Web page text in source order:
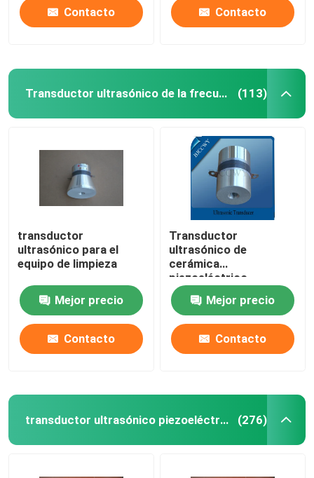
Contacto Contacto
Transductor ultrasónico de la frecuencia multi (113)
transductor
ultrasónico para el
equipo de limpieza
Mejor precio
Contacto
Transductor
ultrasónico de
cerámica
piezoeléctrico
Mejor precio
Contacto
transductor ultrasónico piezoeléctrico (276)